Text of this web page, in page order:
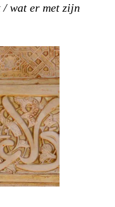
wat er met zijn